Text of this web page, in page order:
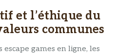
et l’éthique du
communes
games en ligne, les